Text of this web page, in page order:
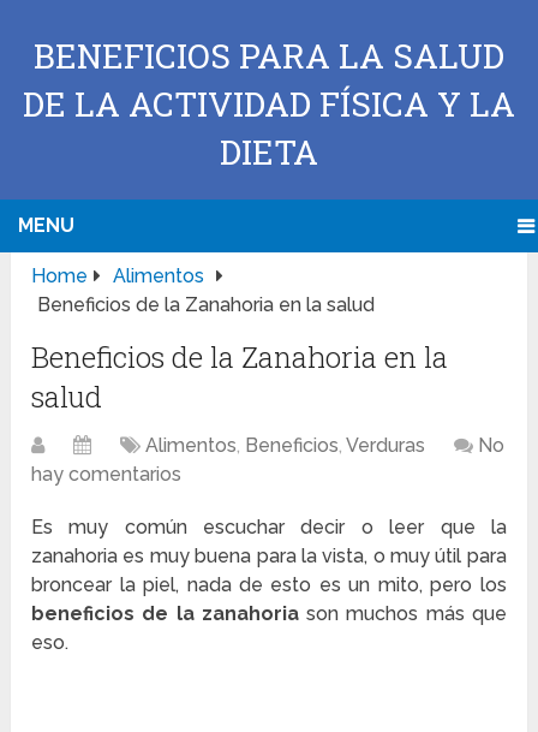
BENEFICIOS PARA LA SALUD
DE LA ACTIVIDAD FÍSICA Y LA
DIETA
MENU
Home
Alimentos
Beneficios de la Zanahoria en la salud
Beneficios de la Zanahoria en la
salud
Alimentos, Beneficios,Verduras
No
hay comentarios
Es muy común escuchar decir o leer que la
zanahoria es muy buena para la vista, o muy útil para
broncear la piel, nada de esto es un mito, pero los
beneficios de la zanahoriason muchos más que
eso.